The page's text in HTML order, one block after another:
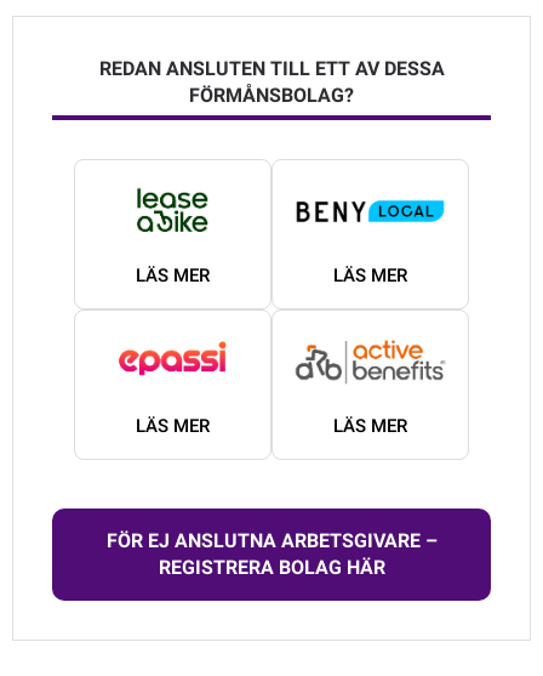
REDAN ANSLUTEN TILL ETT AV DESSA
FÖRMÅNSBOLAG?
LÄS MER LÄS MER
LÄS MER LÄS MER
FÖR EJ ANSLUTNA ARBETSGIVARE –
REGISTRERA BOLAG HÄR